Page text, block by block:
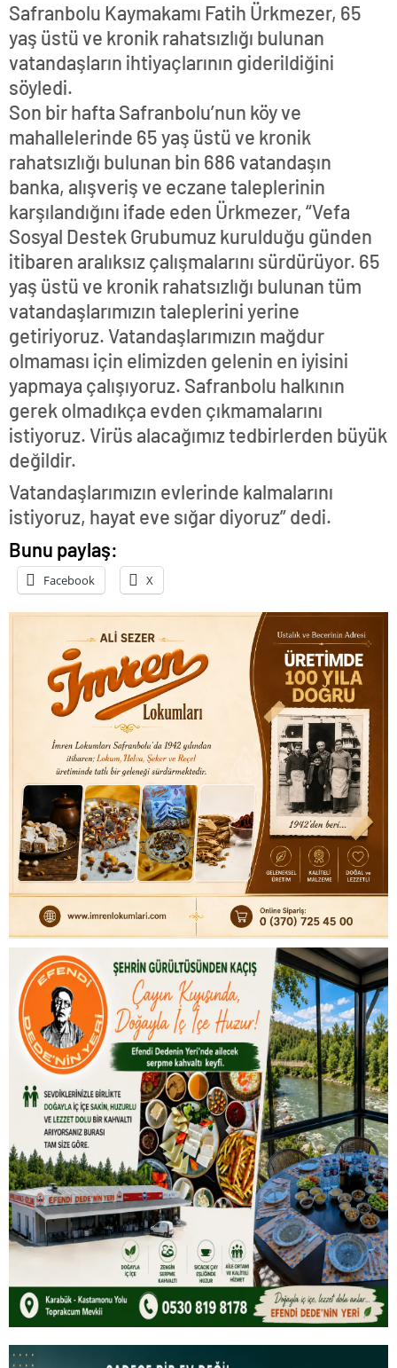
Safranbolu Kaymakamı Fatih Ürkmezer, 65
yaş üstü ve kronik rahatsızlığı bulunan
vatandaşların ihtiyaçlarının giderildiğini
söyledi.
Son bir hafta Safranbolu’nun köy ve
mahallelerinde 65 yaş üstü ve kronik
rahatsızlığı bulunan bin 686 vatandaşın
banka, alışveriş ve eczane taleplerinin
karşılandığını ifade eden Ürkmezer, “Vefa
Sosyal Destek Grubumuz kurulduğu günden
itibaren aralıksız çalışmalarını sürdürüyor. 65
yaş üstü ve kronik rahatsızlığı bulunan tüm
vatandaşlarımızın taleplerini yerine
getiriyoruz. Vatandaşlarımızın mağdur
olmaması için elimizden gelenin en iyisini
yapmaya çalışıyoruz. Safranbolu halkının
gerek olmadıkça evden çıkmamalarını
istiyoruz. Virüs alacağımız tedbirlerden büyük
değildir.
Vatandaşlarımızın evlerinde kalmalarını
istiyoruz, hayat eve sığar diyoruz” dedi.
Bunu paylaş:
Facebook X